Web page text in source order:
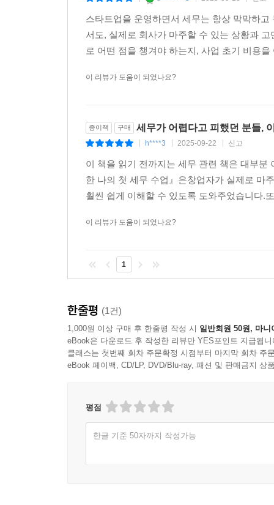
로 창업중소기업 세액감면 제도다. 이 제도를 적
유리하게 세제 혜택을 받도록 준비할 수 있다.
다. 최초 소득이란 매출이 아닌 이익을 뜻한다. 따
--- p.79
도 창업으로 보지 않는다. 개인사업자로 창업 감
특례제한법 제32조의 특정 요건을 갖추어 법인으
역에 따라 감면율이 달라진다. 만약 청년이 아닌
러운데 감면 혜택도 못 받으니 서럽겠지만, 방법
증이 취소되거나 만료되면 그해부터 세액감면이
--- p.84
스타트업은 사업 초기 손실인 경우가 많다. 법인
본인 급여를 가져갈 생각은 하지도 못한다. 매출
같은 등기임원은 근로기준법의 적용을 받지 않는
중 국민연금, 건강보험에 대한 가입 의무만 있다.
직장가입자가 되는 것이 좋다. 대표 급여를 신고
기에 국민연금 기준을 따르는 것이 손해를 보지
운영하다가 매출이 발생하면 대표 급여를 가져
스타트업을 운영하면서 세무는 항상 막막하
서도, 실제로 회사가 마주할 수 있는 상황과
로 어떤 점을 챙겨야 하는지, 사업 초기 비용
이 리뷰가 도움이 되었나요?
종이책 구매 세무가 어렵다고 피했던 분들,
h****3 2025-09-22 신고
이 책을 읽기 전까지는 세무 관련 책은 대부
한 나의 첫 세무 수업』은창업자가 실제로 마
훨씬 쉽게 이해할 수 있도록 도와주었습니다.
이 리뷰가 도움이 되었나요?
1
한줄평 (1건)
1,000원 이상 구매 후 한줄평 작성 시 일반회원 50원, 마니
eBook은 다운로드 후 작성한 리뷰만 YES포인트 지급됩니
클래스는 첫번째 회차 주문확정 시점부터 마지막 회차 주
eBook 페이백, CD/LP, DVD/Blu-ray, 패션 및 판매금지 상
평점
한글 기준 50자까지 작성가능